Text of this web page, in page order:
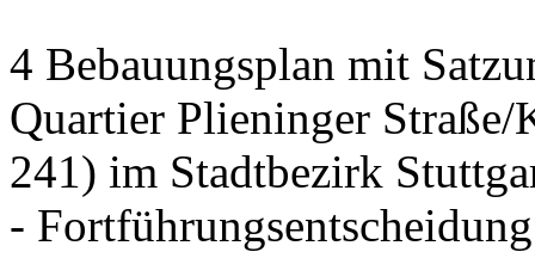
4 Bebauungsplan mit
Quartier Plieninger
241) im Stadtbezirk
- Fortführungsentscheidung